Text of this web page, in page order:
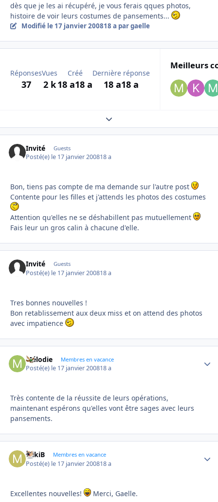
dès que je les ai récupéré, je vous ferais qques photos,
histoire de voir leurs costumes de pansements...
Modifié le 17 janvier 200818 a par gaelle
Réponses
37
Vues
2 k
Créé
18 a18 a
Dernière réponse
18 a18 a
Meilleurs
Expand topic overview
Invité Guests
Posté(e) le 17 janvier 200818 a
Bon, tiens pas compte de ma demande sur l'autre post
Contente pour les filles et j'attends les photos des costumes
Attention qu'elles ne se déshabillent pas mutuellement
Fais leur un gros calin à chacune d'elle.
Invité Guests
Posté(e) le 17 janvier 200818 a
Tres bonnes nouvelles !
Bon retablissement aux deux miss et on attend des photos
avec impatience
Mélodie Membres en vacance
Posté(e) le 17 janvier 200818 a
Très contente de la réussite de leurs opérations,
maintenant espérons qu'elles vont être sages avec leurs
pansements.
MikiB Membres en vacance
Posté(e) le 17 janvier 200818 a
Excellentes nouvelles! Merci, Gaelle.